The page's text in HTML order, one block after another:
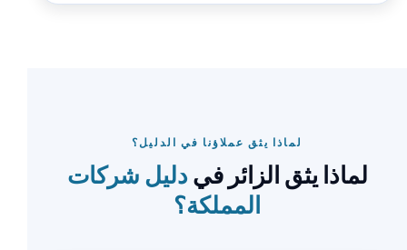
لماذا يثق عملاؤنا في الدليل؟
لماذا يثق الزائر فيدليل شركات
المملكة؟